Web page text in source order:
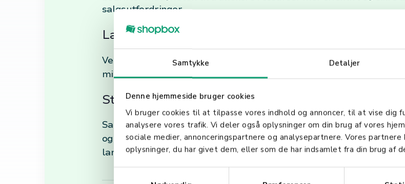
Samtykke Detaljer
Denne hjemmeside bruger cookies
Vi bruger cookies til at tilpasse vores indhold og annoncer, til at vise dig
analysere vores trafik. Vi deler også oplysninger om din brug af vores
sociale medier, annonceringspartnere og analysepartnere. Vores
oplysninger, du har givet dem, eller som de har indsamlet fra din brug af
salgsutfordringer.
Lagerstyring
Ved å forutsi fremtidig salg, kan bedrifter optimalisere
minimere risikoen for overflødig inventar eller utsolgte varer.
Strategisk Beslutningstaking
Salgsprognose gir verdifull innsikt som kan påvirke beslutninger
og ekspansjonsplaner. Det er et essensielt verktøy for å drive
landskap.